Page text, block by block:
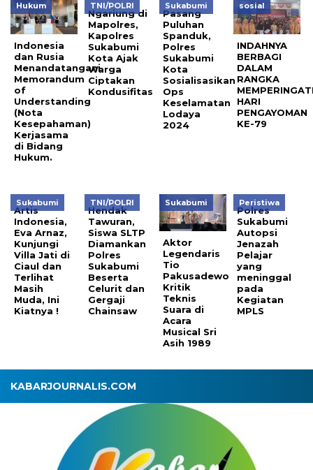
Hukum
Indonesia
dan Rusia
Menandatangani
Memorandum
of
Understanding
(Nota
Kesepahaman)
Kerjasama
di Bidang
Hukum.
TNI/POLRI
Ngariung di
Mapolres,
Kapolres
Sukabumi
Kota Ajak
Warga
Ciptakan
Kondusifitas
Sukabumi
Pasang
Puluhan
Spanduk,
Polres
Sukabumi
Kota
Sosialisasikan
Ops
Keselamatan
Lodaya
2024
sosial
INDAHNYA
BERBAGI
DALAM
RANGKA
HARI
PENGAYOMAN
KE-79
Sukabumi
Artis
Indonesia,
Eva Arnaz,
Kunjungi
Villa Jati di
Ciaul dan
Terlihat
Masih
Muda, Ini
Kiatnya !
TNI/POLRI
Hendak
Tawuran,
Siswa SLTP
Diamankan
Polres
Sukabumi
Beserta
Celurit dan
Gergaji
Chainsaw
Sukabumi
Aktor
Legendaris
Tio
Pakusadewo
Kritik
Teknis
Suara di
Acara
Musical Sri
Asih 1989
Peristiwa
Polres
Sukabumi
Autopsi
Jenazah
Pelajar
yang
meninggal
pada
Kegiatan
MPLS
KABARJOURNALIS.COM